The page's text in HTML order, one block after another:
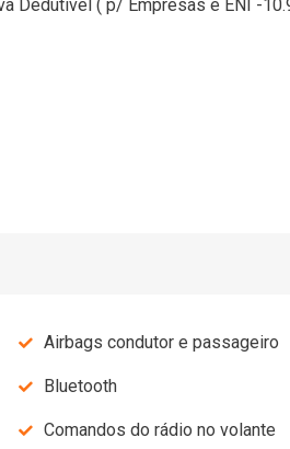
Dedutível ( p/ Empresas e ENI -
Airbags condutor e passageiro
Bluetooth
Comandos do rádio no volante